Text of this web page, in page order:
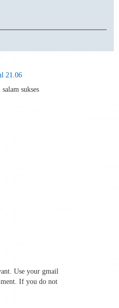
21.06
sukses
Use your gmail
If you do not